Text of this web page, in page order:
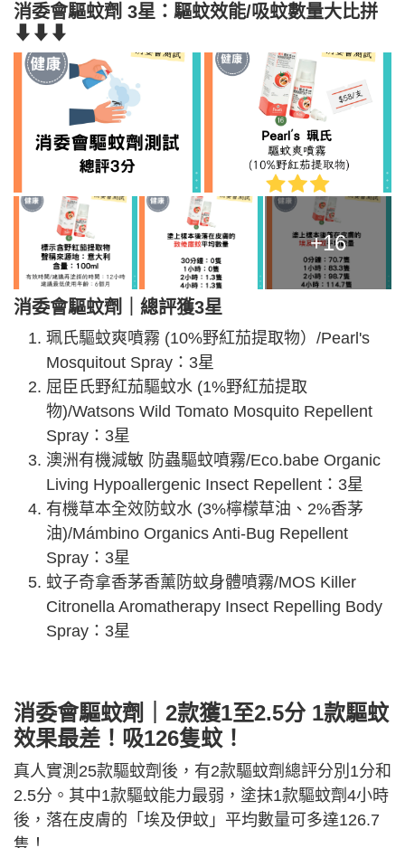
消委會驅蚊劑 3星：驅蚊效能/吸蚊數量大比拼
⬇⬇⬇
+16
消委會驅蚊劑｜總評獲3星
珮氏驅蚊爽噴霧 (10%野紅茄提取物）/Pearl's
Mosquitout Spray：3星
屈臣氏野紅茄驅蚊水 (1%野紅茄提取
物)/Watsons Wild Tomato Mosquito Repellent
Spray：3星
澳洲有機減敏 防蟲驅蚊噴霧/Eco.babe Organic
Living Hypoallergenic Insect Repellent：3星
有機草本全效防蚊水 (3%檸檬草油、2%香茅
油)/Mámbino Organics Anti-Bug Repellent
Spray：3星
蚊子奇拿香茅香薰防蚊身體噴霧/MOS Killer
Citronella Aromatherapy Insect Repelling Body
Spray：3星
消委會驅蚊劑｜2款獲1至2.5分 1款驅蚊
效果最差！吸126隻蚊！
真人實測25款驅蚊劑後，有2款驅蚊劑總評分別1分和
2.5分。其中1款驅蚊能力最弱，塗抹1款驅蚊劑4小時
後，落在皮膚的「埃及伊蚊」平均數量可多達126.7
隻！